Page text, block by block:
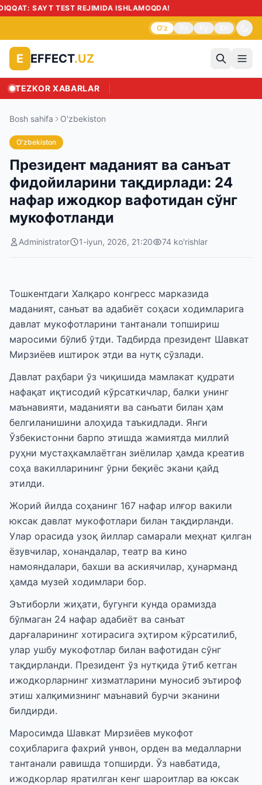
O'z
E EFFECT.UZ
TEZKOR XABARLAR
Bosh sahifa O'zbekiston
O'zbekiston
Президент маданият ва санъат
фидойиларини тақдирлади: 24
нафар ижодкор вафотидан сўнг
мукофотланди
Administrator 1-iyun, 2026, 21:20 74 ko'rishlar
Тошкентдаги Халқаро конгресс марказида
маданият, санъат ва адабиёт соҳаси ходимларига
давлат мукофотларини тантанали топшириш
маросими бўлиб ўтди. Тадбирда президент Шавкат
Мирзиёев иштирок этди ва нутқ сўзлади.
Давлат раҳбари ўз чиқишида мамлакат қудрати
нафақат иқтисодий кўрсаткичлар, балки унинг
маънавияти, маданияти ва санъати билан ҳам
белгиланишини алоҳида таъкидлади. Янги
Ўзбекистонни барпо этишда жамиятда миллий
руҳни мустаҳкамлаётган зиёлилар ҳамда креатив
соҳа вакилларининг ўрни беқиёс экани қайд
этилди.
Жорий йилда соҳанинг 167 нафар илғор вакили
юксак давлат мукофотлари билан тақдирланди.
Улар орасида узоқ йиллар самарали меҳнат қилган
ёзувчилар, хонандалар, театр ва кино
намояндалари, бахши ва аскиячилар, ҳунарманд
ҳамда музей ходимлари бор.
Эътиборли жиҳати, бугунги кунда орамизда
бўлмаган 24 нафар адабиёт ва санъат
дарғаларининг хотирасига эҳтиром кўрсатилиб,
улар ушбу мукофотлар билан вафотидан сўнг
тақдирланди. Президент ўз нутқида ўтиб кетган
ижодкорларнинг хизматларини муносиб эътироф
этиш халқимизнинг маънавий бурчи эканини
билдирди.
Маросимда Шавкат Мирзиёев мукофот
соҳибларига фахрий унвон, орден ва медалларни
тантанали равишда топширди. Ўз навбатида,
ижодкорлар яратилган кенг шароитлар ва юксак